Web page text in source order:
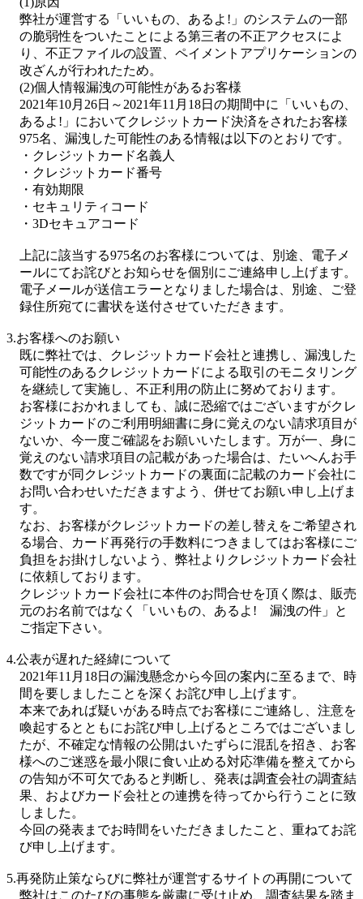
弊社が運営する「いいもの、あるよ!」のシステムの一部
の脆弱性をついたことによる第三者の不正アクセスによ
り、不正ファイルの設置、ペイメントアプリケーションの
改ざんが行われたため。
(2)個人情報漏洩の可能性があるお客様
2021年10月26日～2021年11月18日の期間中に「いいもの、
あるよ!」においてクレジットカード決済をされたお客様
975名、漏洩した可能性のある情報は以下のとおりです。
・クレジットカード名義人
・クレジットカード番号
・有効期限
・セキュリティコード
・3Dセキュアコード
上記に該当する975名のお客様については、別途、電子メ
ールにてお詫びとお知らせを個別にご連絡申し上げます。
電子メールが送信エラーとなりました場合は、別途、ご登
録住所宛てに書状を送付させていただきます。
3.お客様へのお願い
既に弊社では、クレジットカード会社と連携し、漏洩した
可能性のあるクレジットカードによる取引のモニタリング
を継続して実施し、不正利用の防止に努めております。
お客様におかれましても、誠に恐縮ではございますがクレ
ジットカードのご利用明細書に身に覚えのない請求項目が
ないか、今一度ご確認をお願いいたします。万が一、身に
覚えのない請求項目の記載があった場合は、たいへんお手
数ですが同クレジットカードの裏面に記載のカード会社に
お問い合わせいただきますよう、併せてお願い申し上げま
す。
なお、お客様がクレジットカードの差し替えをご希望され
る場合、カード再発行の手数料につきましてはお客様にご
負担をお掛けしないよう、弊社よりクレジットカード会社
に依頼しております。
クレジットカード会社に本件のお問合せを頂く際は、販売
元のお名前ではなく「いいもの、あるよ! 漏洩の件」と
ご指定下さい。
4.公表が遅れた経緯について
2021年11月18日の漏洩懸念から今回の案内に至るまで、時
間を要しましたことを深くお詫び申し上げます。
本来であれば疑いがある時点でお客様にご連絡し、注意を
喚起するとともにお詫び申し上げるところではございまし
たが、不確定な情報の公開はいたずらに混乱を招き、お客
様へのご迷惑を最小限に食い止める対応準備を整えてから
の告知が不可欠であると判断し、発表は調査会社の調査結
果、およびカード会社との連携を待ってから行うことに致
しました。
今回の発表までお時間をいただきましたこと、重ねてお詫
び申し上げます。
5.再発防止策ならびに弊社が運営するサイトの再開について
弊社はこのたびの事態を厳粛に受け止め、調査結果を踏ま